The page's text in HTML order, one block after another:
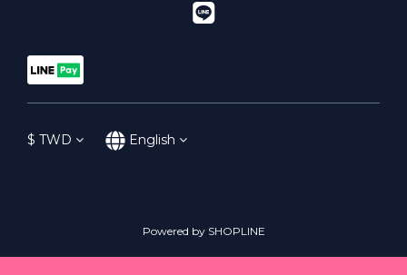
$ TWD English
Powered by SHOPLINE